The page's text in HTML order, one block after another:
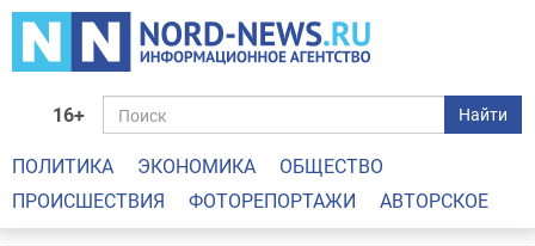
16+ Найти
ПОЛИТИКА ЭКОНОМИКА
ОБЩЕСТВО
ПРОИСШЕСТВИЯ
ФОТОРЕПОРТАЖИ АВТОРСКОЕ